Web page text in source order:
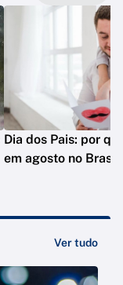
Dia dos Pais: por
em agosto no
Ver tudo